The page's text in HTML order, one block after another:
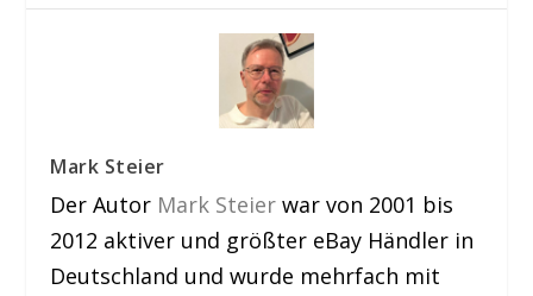
Mark Steier
Der Autor Mark Steier war von 2001 bis
2012 aktiver und größter eBay Händler in
Deutschland und wurde mehrfach mit